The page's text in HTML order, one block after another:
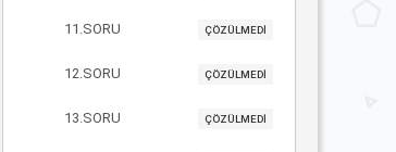
11.SORU ÇÖZÜLMEDİ
12.SORU ÇÖZÜLMEDİ
13.SORU ÇÖZÜLMEDİ